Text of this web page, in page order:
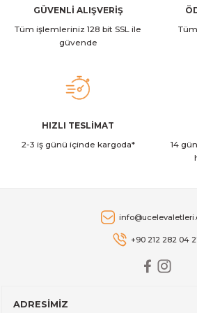
Ürün fiyatı diğer sitelerden daha pahalı.
Bu ürüne benzer farklı alternatifler olmalı.
GreenPan
GreenPan CC003818-001 Premiere
8.599,00 TL
GreenPan CC003817-001 Premiere
GreenPan CC003816-001 Premiere
GÜVENLİ ALIŞVERİŞ
Tüm işlemleriniz 128 bit SSL ile
güvende
HIZLI TESLİMAT
2-3 iş günü içinde kargoda*
14
+90 212 282 04
ADRESİMİZ